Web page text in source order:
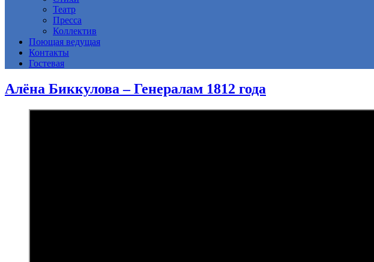
Театр
Пресса
Коллектив
Поющая ведущая
Контакты
Гостевая
Алёна Биккулова – Генералам 1812 года